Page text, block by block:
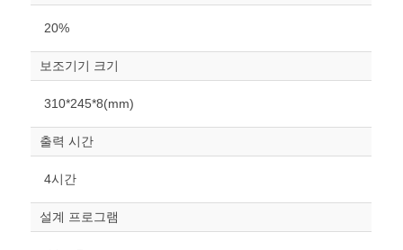
조정“ 버튼을 눌러주세요.
너비
높이
mm
20%
보조기기 크기
310*245*8(mm)
출력 시간
4시간
설계 프로그램